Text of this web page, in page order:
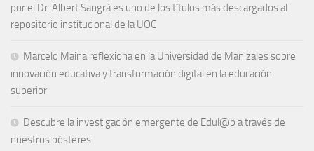
por el Dr. Albert Sangrà es uno de los títulos más descargados al
repositorio institucional de la UOC
Marcelo Maina reflexiona en la Universidad de Manizales sobre
innovación educativa y transformación digital en la educación
superior
Descubre la investigación emergente de Edul@b a través de
nuestros pósteres